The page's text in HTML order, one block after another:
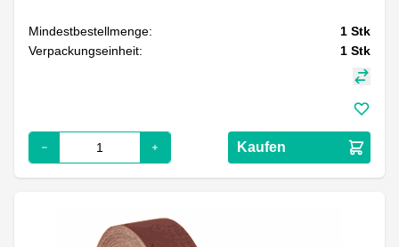
Mindestbestellmenge: 1 Stk
Verpackungseinheit:
1 Stk
Kaufen